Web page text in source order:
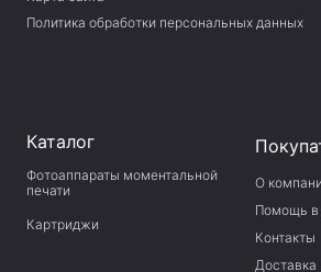
Политика обработки персональных данных
Каталог
Фотоаппараты моментальной
печати
Картриджи
О
Помощь в
Контакты
Доставка